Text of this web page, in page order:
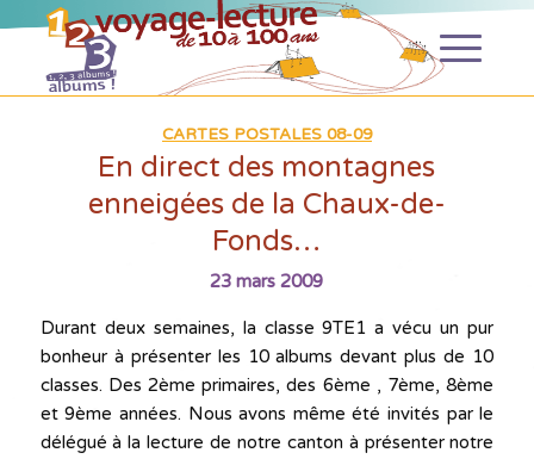
CARTES POSTALES 08-09
En direct des montagnes
enneigées de la Chaux-de-
Fonds…
23 mars 2009
Durant deux semaines, la classe 9TE1 a vécu un pur
bonheur à présenter les 10 albums devant plus de 10
classes. Des 2ème primaires, des 6ème , 7ème, 8ème
et 9ème années. Nous avons même été invités par le
délégué à la lecture de notre canton à présenter notre